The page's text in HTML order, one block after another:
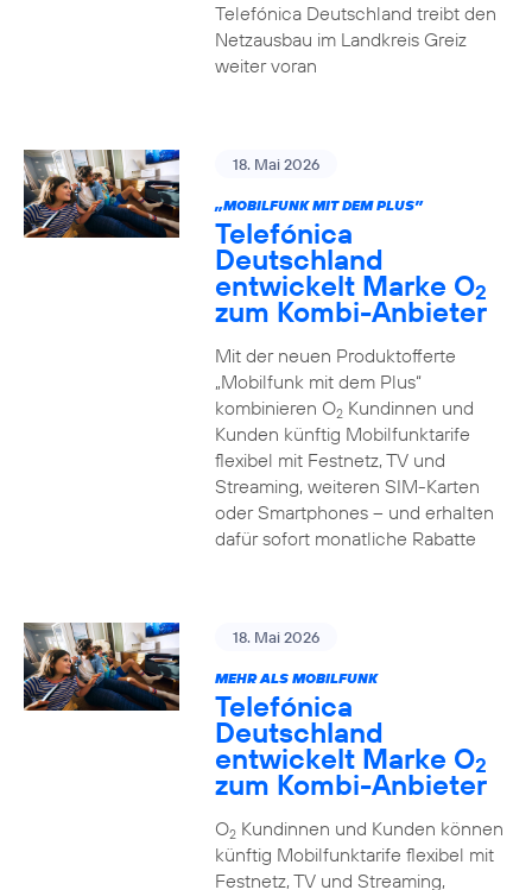
Telefónica Deutschland treibt den
Netzausbau im Landkreis Greiz
weiter voran
18. Mai 2026
„MOBILFUNK MIT DEM PLUS”
Telefónica
Deutschland
entwickelt Marke O2
zum Kombi-Anbieter
Mit der neuen Produktofferte
„Mobilfunk mit dem Plus“
kombinieren O2Kundinnen und
Kunden künftig Mobilfunktarife
flexibel mit Festnetz, TV und
Streaming, weiteren SIM-Karten
oder Smartphones – und erhalten
dafür sofort monatliche Rabatte
18. Mai 2026
MEHR ALS MOBILFUNK
Telefónica
Deutschland
entwickelt Marke O2
zum Kombi-Anbieter
O2Kundinnen und Kunden können
künftig Mobilfunktarife flexibel mit
Festnetz, TV und Streaming,